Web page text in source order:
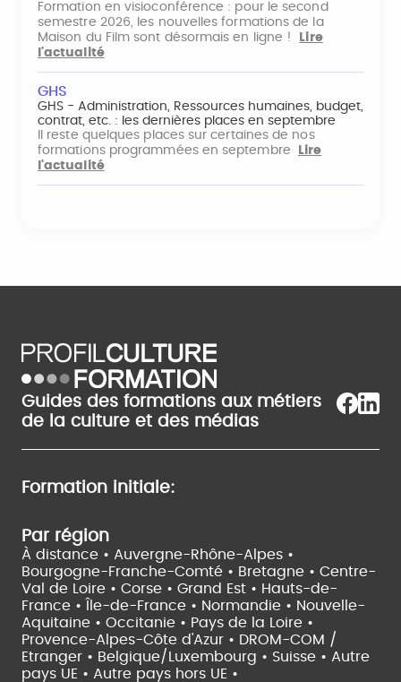
Formation en visioconférence : pour le second
semestre 2026, les nouvelles formations de la
Maison du Film sont désormais en ligne !
Lire
l'actualité
GHS
GHS - Administration, Ressources humaines, budget,
contrat, etc. : les dernières places en septembre
Il reste quelques places sur certaines de nos
formations programmées en septembre
Lire
l'actualité
Guides des formations aux métiers
de la culture et des médias
Formation initiale:
Par région
À distance • Auvergne-Rhône-Alpes •
Bourgogne-Franche-Comté • Bretagne • Centre-
Val de Loire • Corse • Grand Est • Hauts-de-
France •
Île-de-France • Normandie • Nouvelle-
Aquitaine • Occitanie • Pays de la Loire •
Provence-Alpes-Côte d'Azur • DROM-COM /
Etranger • Belgique/Luxembourg • Suisse • Autre
pays UE • Autre pays hors UE •